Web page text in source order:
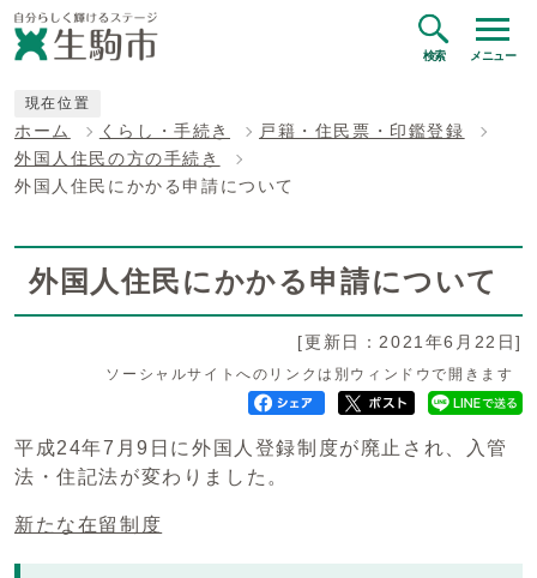
検索 メニュー
現在位置
ホーム くらし・手続き
戸籍・住民票・印鑑登録
外国人住民の方の手続き
外国人住民にかかる申請について
外国人住民にかかる申請について
[更新日：2021年6月22日]
ソーシャルサイトへのリンクは別ウィンドウで開きます
平成24年7月9日に外国人登録制度が廃止され、入管
法・住記法が変わりました。
新たな在留制度